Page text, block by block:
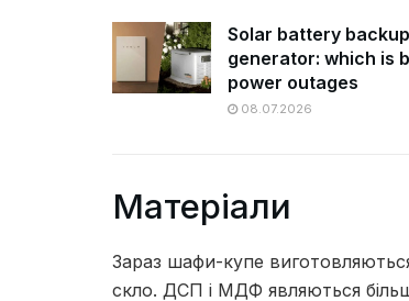
Solar battery
generator: which is
power outages
08.07.2026
Матеріали
Зараз шафи-купе
скло. ДСП і МДФ являються